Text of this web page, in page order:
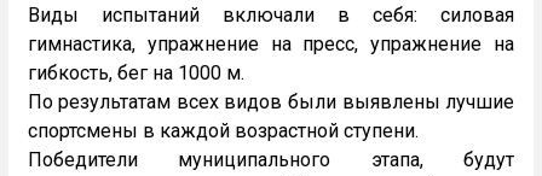
Виды испытаний включали в себя: силовая
гимнастика, упражнение на пресс, упражнение на
гибкость, бег на 1000 м.
По результатам всех видов были выявлены лучшие
спортсмены в каждой возрастной ступени.
Победители муниципального этапа, будут